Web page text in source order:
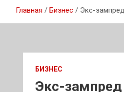
Главная Бизнес Экс-
БИЗНЕС
Экс-зампред